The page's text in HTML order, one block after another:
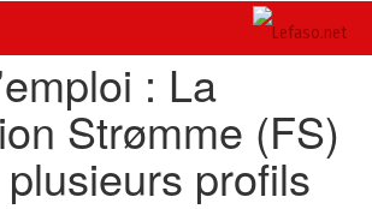
: La
Strømme (FS)
profils